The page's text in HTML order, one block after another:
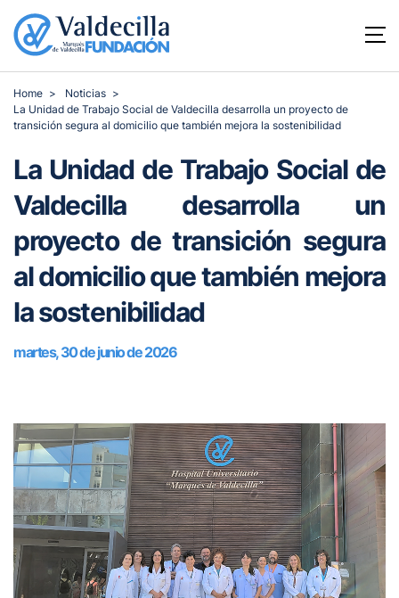
Home
Noticias
La Unidad de Trabajo Social de Valdecilla desarrolla un proyecto de
transición segura al domicilio que también mejora la sostenibilidad
La Unidad de Trabajo Social de
Valdecilla desarrolla un
proyecto de transición segura
al domicilio que también mejora
la sostenibilidad
martes, 30 de junio de 2026